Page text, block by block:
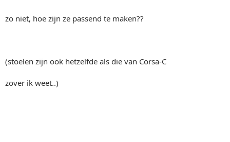
zo niet, hoe zijn ze passend te maken??
(stoelen zijn ook hetzelfde als die van Corsa-C
zover ik weet..)